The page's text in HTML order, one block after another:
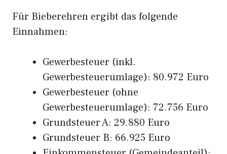
Für Bieberehren ergibt das folgende
Einnahmen:
Gewerbesteuer (inkl.
Gewerbesteuerumlage): 80.972 Euro
Gewerbesteuer (ohne
Gewerbesteuerumlage): 72.756 Euro
Grundsteuer A: 29.880 Euro
Grundsteuer B: 66.925 Euro